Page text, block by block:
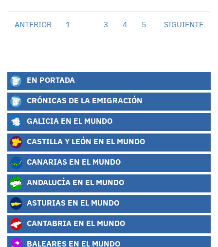
ANTERIOR 1 3 4 5 SIGUIENTE
EN PORTADA
CRÓNICAS DE LA EMIGRACIÓN
GALICIA EN EL MUNDO
CASTILLA Y LEÓN EN EL MUNDO
CANARIAS EN EL MUNDO
ANDALUCÍA EN EL MUNDO
ASTURIAS EN EL MUNDO
CANTABRIA EN EL MUNDO
BALEARES EN EL MUNDO